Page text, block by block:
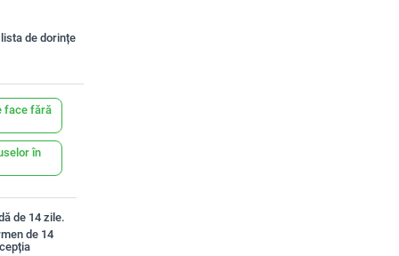
de dorințe
face fără
în
de 14 zile.
de 14